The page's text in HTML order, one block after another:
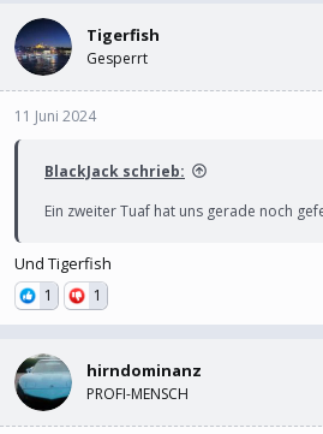
Tigerfish
Gesperrt
11 Juni 2024
BlackJack schrieb:
Ein zweiter Tuaf hat uns gerade noch
Und Tigerfish
1 1
hirndominanz
PROFI-MENSCH